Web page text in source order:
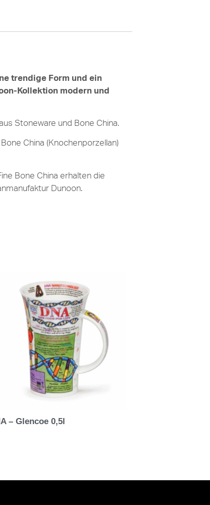
trendige Form und ein
Kollektion modern und
Stoneware und Bone China.
China (Knochenporzellan)
Bone China erhalten die
Dunoon.
– Glencoe 0,5l